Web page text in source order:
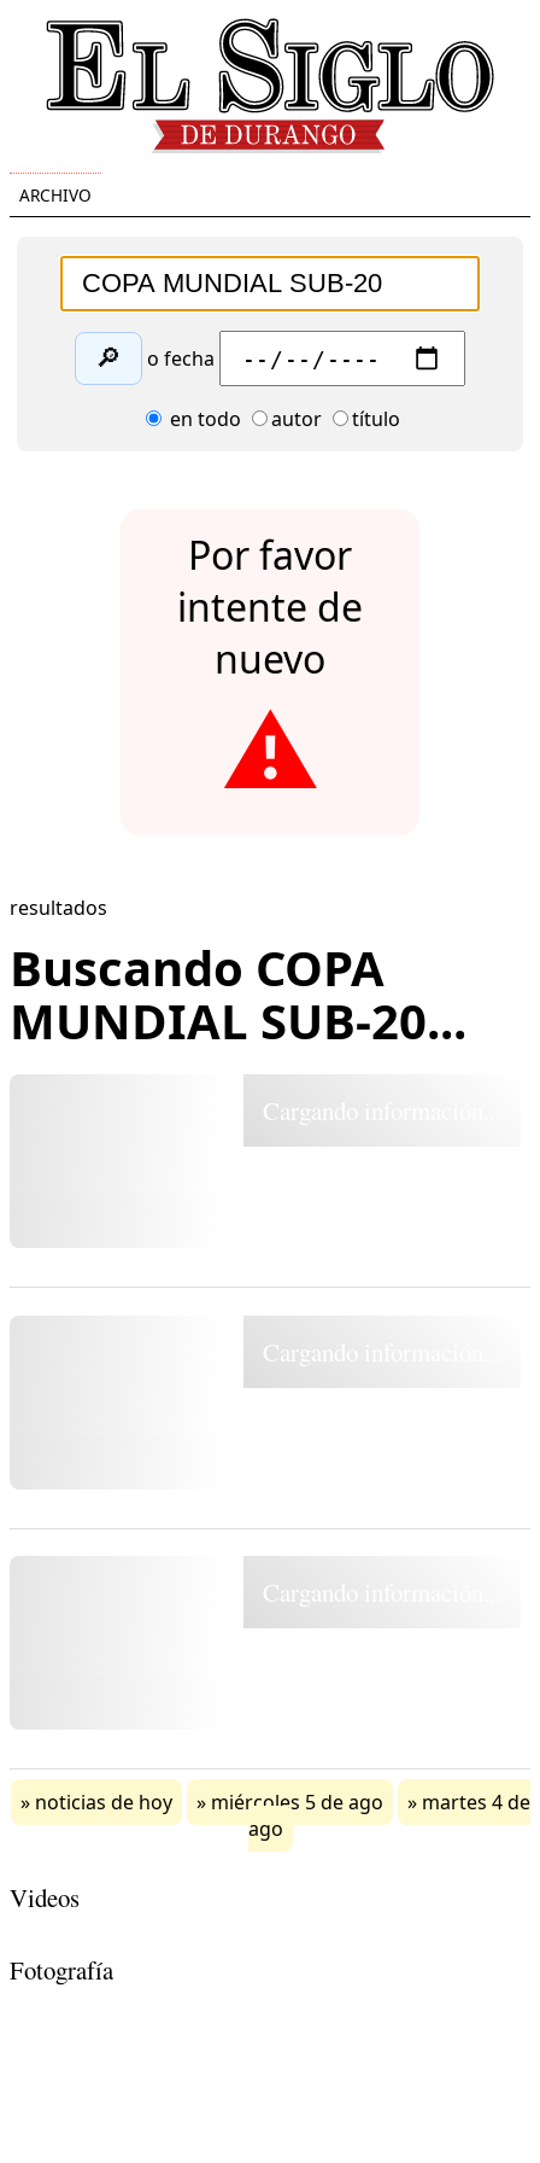
ARCHIVO
🔎 o fecha
en todo autor título
Por favor
intente de
nuevo
⚠️
resultados
Buscando COPA
MUNDIAL SUB-20...
Cargando información...
Cargando información...
Cargando información...
noticias de hoy miércoles 5 de ago
martes 4 de
ago
Videos
Fotografía